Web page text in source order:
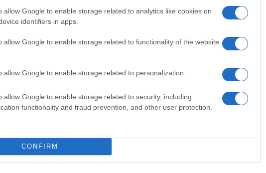
allow Google to enable storage related to analytics like cookies on
identifiers in apps.
allow Google to enable storage related to functionality of the website
allow Google to enable storage related to personalization.
allow Google to enable storage related to security, including
functionality and fraud prevention, and other user protection.
CONFIRM
tra i tanti problemi del vivere comune,
un nanosecondo. Siamo la
il caso ce lo ricordassimo una volta per
a dove andare in vacanza o che
e la Juventus, e Sanremo e il
e il tatuaggio e Ibiza e Formentera
durissima. Che, attenzione, avrebbe
nostri avi di cui sopra…ma che
paura è certamente una prova